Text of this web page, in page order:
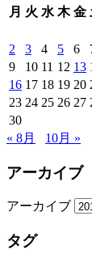
月 火 水 木 金
2
3 4 5 6
9
10 11 12 13
16 17 18 19 20
23 24 25 26 27
30
« 8月
10月 »
アーカイブ
アーカイブ
タグ